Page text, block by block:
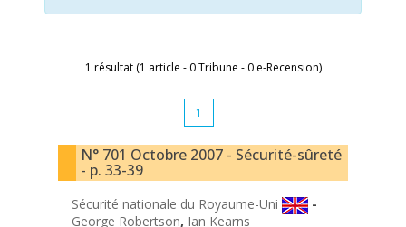
1 résultat (1 article - 0 Tribune - 0 e-Recension)
1
N° 701 Octobre 2007 - Sécurité-sûreté
- p. 33-39
Sécurité nationale du Royaume-Uni
-
George Robertson, Ian Kearns